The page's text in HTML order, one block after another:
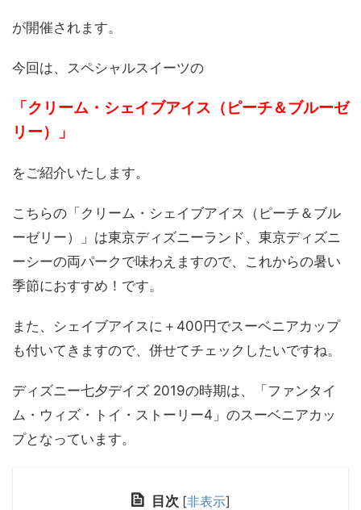
が開催されます。
今回は、スペシャルスイーツの
「クリーム・シェイブアイス（ピーチ＆ブルーゼ
リー）」
をご紹介いたします。
こちらの「クリーム・シェイブアイス（ピーチ＆ブル
ーゼリー）」は東京ディズニーランド、東京ディズニ
ーシーの両パークで味わえますので、これからの暑い
季節におすすめ！です。
また、シェイブアイスに＋400円でスーベニアカップ
も付いてきますので、併せてチェックしたいですね。
ディズニー七夕デイズ 2019の時期は、「ファンタイ
ム・ウィズ・トイ・ストーリー4」のスーベニアカッ
プとなっています。
目次 [非表示]